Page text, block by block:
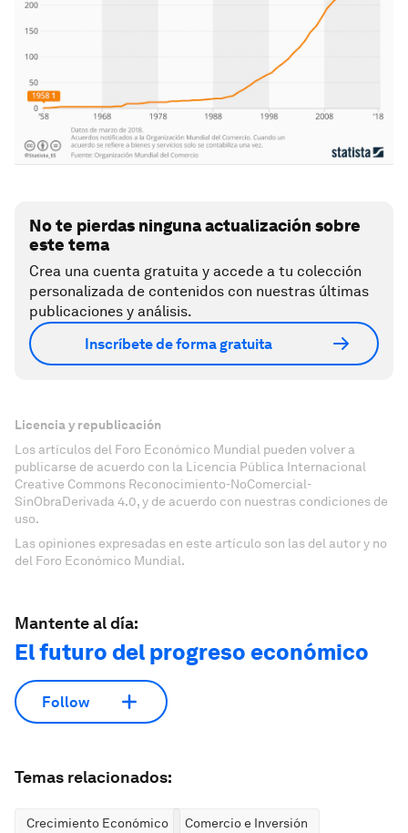
No te pierdas ninguna actualización sobre
este tema
Crea una cuenta gratuita y accede a tu colección
personalizada de contenidos con nuestras últimas
publicaciones y análisis.
Inscríbete de forma gratuita
Licencia y republicación
Los artículos del Foro Económico Mundial pueden volver a
publicarse de acuerdo con la Licencia Pública Internacional
Creative Commons Reconocimiento-NoComercial-
SinObraDerivada 4.0, y de acuerdo con nuestras condiciones de
uso.
Las opiniones expresadas en este artículo son las del autor y no
del Foro Económico Mundial.
Mantente al día:
El futuro del progreso económico
Follow
Temas relacionados:
Crecimiento Económico Comercio e Inversión